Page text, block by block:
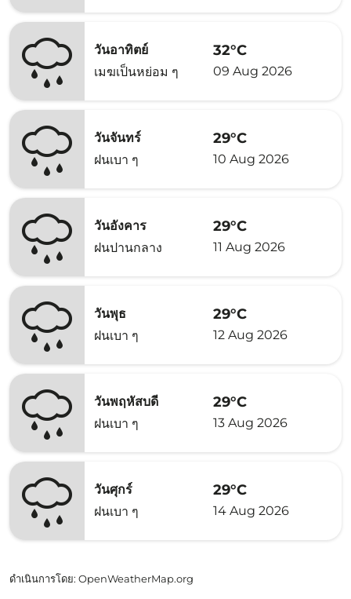
วันอาทิตย์
เมฆเป็นหย่อม ๆ
32°C
09 Aug 2026
วันจันทร์
ฝนเบา ๆ
29°C
10 Aug 2026
วันอังคาร
ฝนปานกลาง
29°C
11 Aug 2026
วันพุธ
ฝนเบา ๆ
29°C
12 Aug 2026
วันพฤหัสบดี
ฝนเบา ๆ
29°C
13 Aug 2026
วันศุกร์
ฝนเบา ๆ
29°C
14 Aug 2026
ดำเนินการโดย: OpenWeatherMap.org